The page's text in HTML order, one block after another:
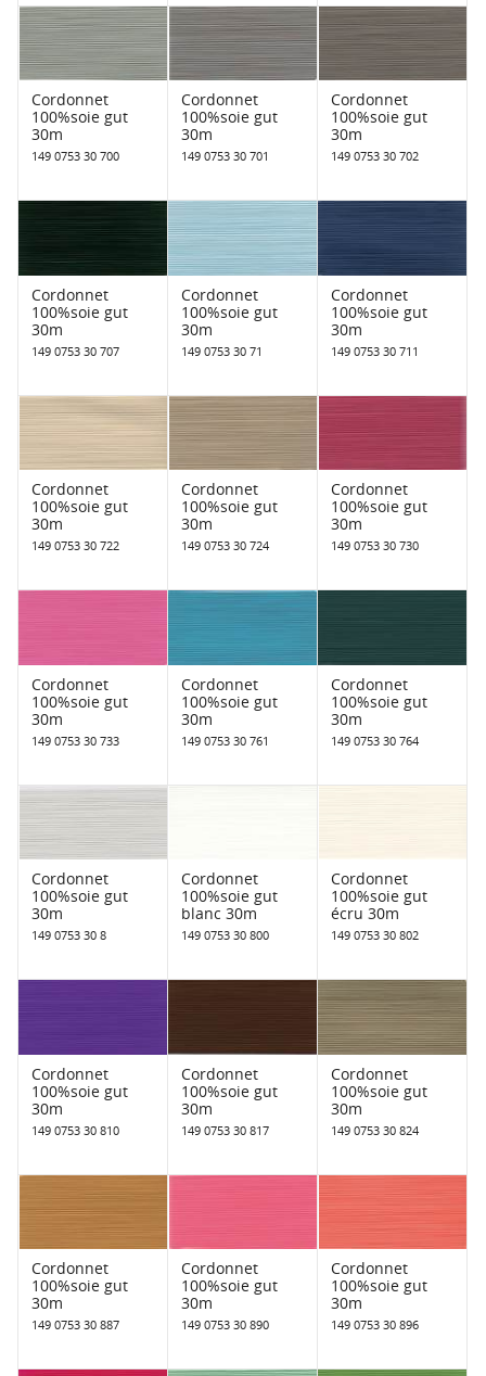
Cordonnet
100%soie gut
30m
149 0753 30 700
Cordonnet
100%soie gut
30m
149 0753 30 701
Cordonnet
100%soie gut
30m
149 0753 30 702
Cordonnet
100%soie gut
30m
149 0753 30 707
Cordonnet
100%soie gut
30m
149 0753 30 71
Cordonnet
100%soie gut
30m
149 0753 30 711
Cordonnet
100%soie gut
30m
149 0753 30 722
Cordonnet
100%soie gut
30m
149 0753 30 724
Cordonnet
100%soie gut
30m
149 0753 30 730
Cordonnet
100%soie gut
30m
149 0753 30 733
Cordonnet
100%soie gut
30m
149 0753 30 761
Cordonnet
100%soie gut
30m
149 0753 30 764
Cordonnet
100%soie gut
30m
149 0753 30 8
Cordonnet
100%soie gut
blanc 30m
149 0753 30 800
Cordonnet
100%soie gut
écru 30m
149 0753 30 802
Cordonnet
100%soie gut
30m
149 0753 30 810
Cordonnet
100%soie gut
30m
149 0753 30 817
Cordonnet
100%soie gut
30m
149 0753 30 824
Cordonnet
100%soie gut
30m
149 0753 30 887
Cordonnet
100%soie gut
30m
149 0753 30 890
Cordonnet
100%soie gut
30m
149 0753 30 896